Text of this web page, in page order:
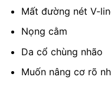
Mất đường nét V-
Nọng cằm
Da cổ chùng nhão
Muốn nâng cơ rõ